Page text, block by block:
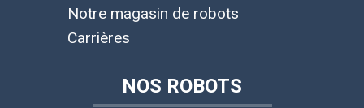
Notre magasin de robots
Carrières
NOS ROBOTS